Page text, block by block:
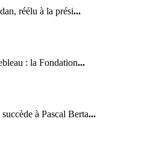
réélu à la prési...
: la Fondation...
à Pascal Berta...